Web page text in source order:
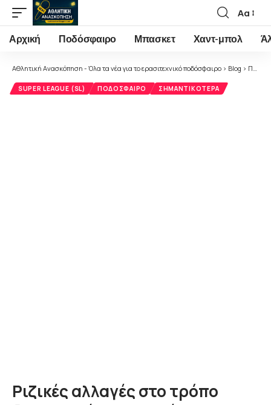
Font
Resizer
Αα
Αρχική Ποδόσφαιρο Μπασκετ Χαντ-μπολ
Αθλητική Ανασκόπηση - Όλα τα νέα για το ερασιτεχνικό ποδόσφαιρο > Blog > Ποδόσφαιρο
SUPER LEAGUE (SL) ΠΟΔΌΣΦΑΙΡΟ ΣΗΜΑΝΤΙΚΌΤΕΡΑ
Ριζικές αλλαγές στο τρόπο